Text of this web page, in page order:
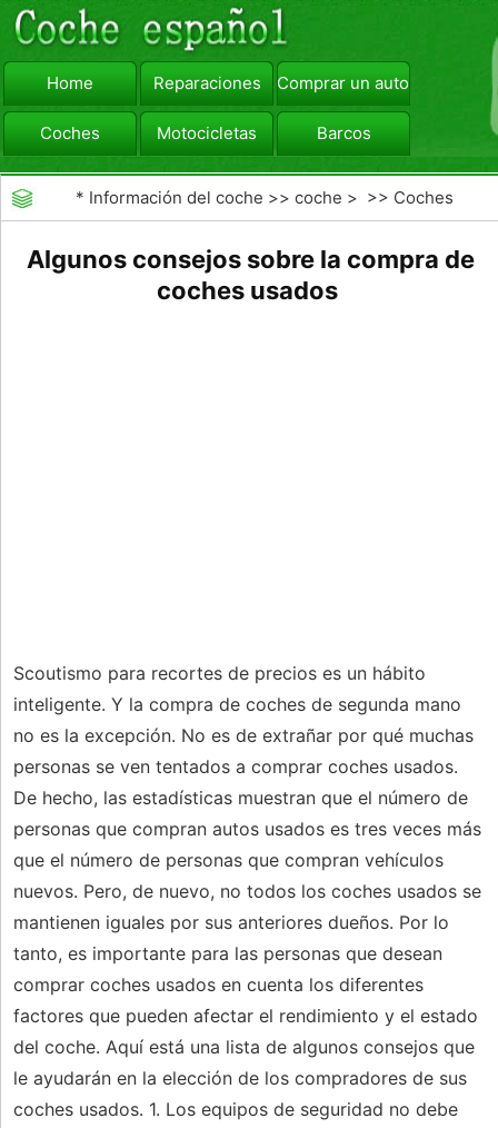
Home Reparaciones Comprar un automóvil
Coches Motocicletas Barcos
viajar Camiones
* Información del coche >>coche > >> Coches
Algunos consejos sobre la compra de
coches usados ​​
Scoutismo para recortes de precios es un hábito
inteligente. Y la compra de coches de segunda mano
no es la excepción. No es de extrañar por qué muchas
personas se ven tentados a comprar coches usados.
De hecho, las estadísticas muestran que el número de
personas que compran autos usados ​​es tres veces más
que el número de personas que compran vehículos
nuevos. Pero, de nuevo, no todos los coches usados ​​se
mantienen iguales por sus anteriores dueños. Por lo
tanto, es importante para las personas que desean
comprar coches usados ​​en cuenta los diferentes
factores que pueden afectar el rendimiento y el estado
del coche. Aquí está una lista de algunos consejos que
le ayudarán en la elección de los compradores de sus
coches usados. 1. Los equipos de seguridad no debe